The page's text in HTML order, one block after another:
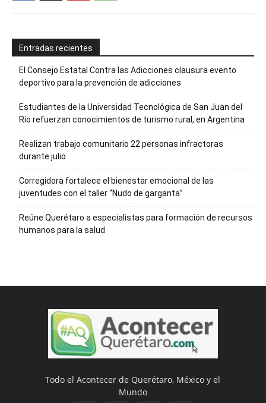
Entradas recientes
El Consejo Estatal Contra las Adicciones clausura evento
deportivo para la prevención de adicciones
Estudiantes de la Universidad Tecnológica de San Juan del
Río refuerzan conocimientos de turismo rural, en Argentina
Realizan trabajo comunitario 22 personas infractoras
durante julio
Corregidora fortalece el bienestar emocional de las
juventudes con el taller ‘‘Nudo de garganta’’
Reúne Querétaro a especialistas para formación de recursos
humanos para la salud
Todo el Acontecer de Querétaro, México y el
Mundo